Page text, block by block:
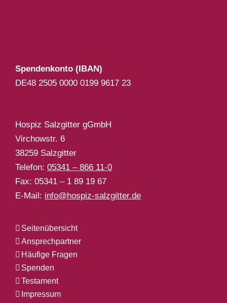
Spendenkonto (IBAN)
DE48 2505 0000 0199 9617 23
Hospiz Salzgitter gGmbH
Virchowstr. 6
38259 Salzgitter
Telefon: 05341 – 866 11-0
Fax: 05341 – 1 89 19 67
E-Mail: info@hospiz-salzgitter.de
Seitenübersicht
Ansprechpartner
Häufige Fragen
Spenden
Testament
Impressum